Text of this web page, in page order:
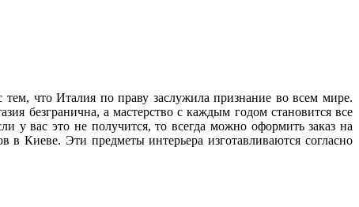
что Италия по праву заслужила признание во всем мире.
безгранична, а мастерство с каждым годом становится все
вас это не получится, то всегда можно оформить заказ на
Киеве. Эти предметы интерьера изготавливаются согласно